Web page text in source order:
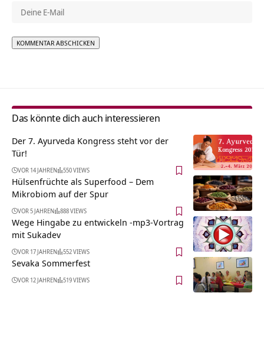
Das könnte dich auch interessieren
Der 7. Ayurveda Kongress steht vor der
Tür!
VOR 14 JAHREN 550 VIEWS
Hülsenfrüchte als Superfood – Dem
Mikrobiom auf der Spur
VOR 5 JAHREN 888 VIEWS
Wege Hingabe zu entwickeln -mp3-Vortrag
mit Sukadev
VOR 17 JAHREN 552 VIEWS
Sevaka Sommerfest
VOR 12 JAHREN 519 VIEWS